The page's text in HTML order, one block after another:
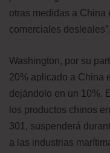
otras medidas a China
comerciales desleales”.
Washington, por su
20% aplicado a China
dejándolo en un 10%.
los productos chinos
301, suspenderá
a las industrias